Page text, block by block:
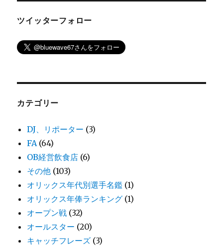
ツイッターフォロー
カテゴリー
DJ、リポーター (3)
FA(64)
OB経営飲食店 (6)
その他 (103)
オリックス年代別選手名鑑 (1)
オリックス年俸ランキング (1)
オープン戦 (32)
オールスター (20)
キャッチフレーズ (3)